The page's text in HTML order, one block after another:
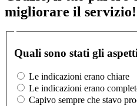
migliorare il servizio!
Quali sono stati gli
Le indicazioni erano chiare
Le indicazioni erano
Capivo sempre che stavo